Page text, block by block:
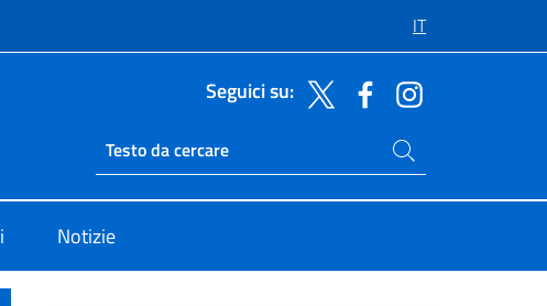
IT
Seguici su:
Ricerca sito live
Cerca nel sito
Notizie